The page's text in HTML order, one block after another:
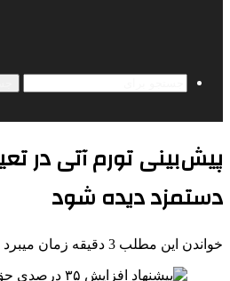
پیش‌بینی تورم آتی در
دستمزد دیده شود
خواندن این مطلب 3 دقیقه زمان میبرد